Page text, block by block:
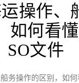
操作、
如何看
SO文件
务操作的区别，如